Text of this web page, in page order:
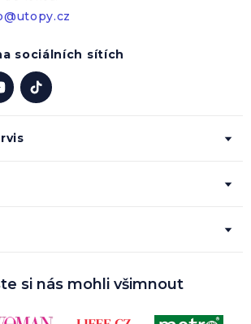
@utopy.cz
sociálních sítích
si nás mohli všimnout